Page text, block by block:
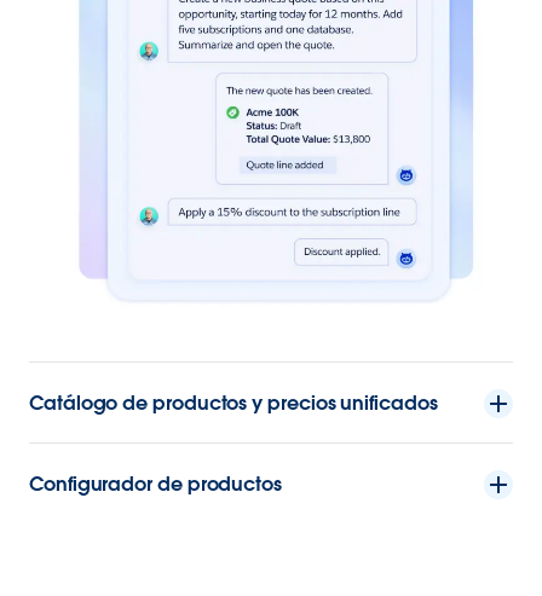
Catálogo de productos y precios unificados
Configurador de productos